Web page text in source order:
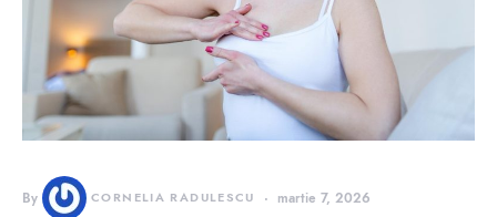
By CORNELIA RADULESCU martie 7, 2026